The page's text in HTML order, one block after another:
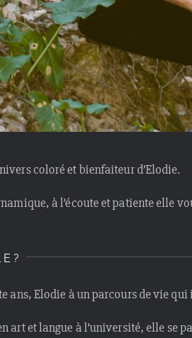
coloré et bienfaiteur d’Elodie.
à l’écoute et patiente elle
ans, Elodie à un parcours de vie
art et langue à l’université, elle se